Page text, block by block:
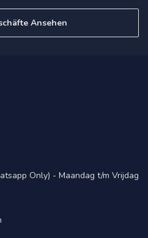
Ansehen
Only) - Maandag t/m Vrijdag